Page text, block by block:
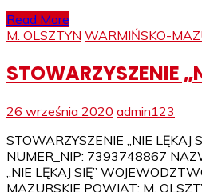
Read More
M. OLSZTYN WARMIŃSKO-
STOWARZYSZENIE
26 września 2020 admin123
STOWARZYSZENIE „NIE LĘKAJ
NUMER_NIP: 7393748867
„NIE LĘKAJ SIĘ”
MAZURSKIE POWIAT: M.